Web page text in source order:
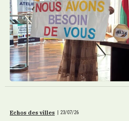
Echos des villes | 23/07/26